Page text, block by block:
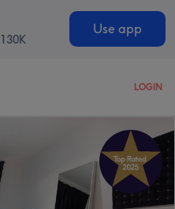
130K
Use app
LOGIN